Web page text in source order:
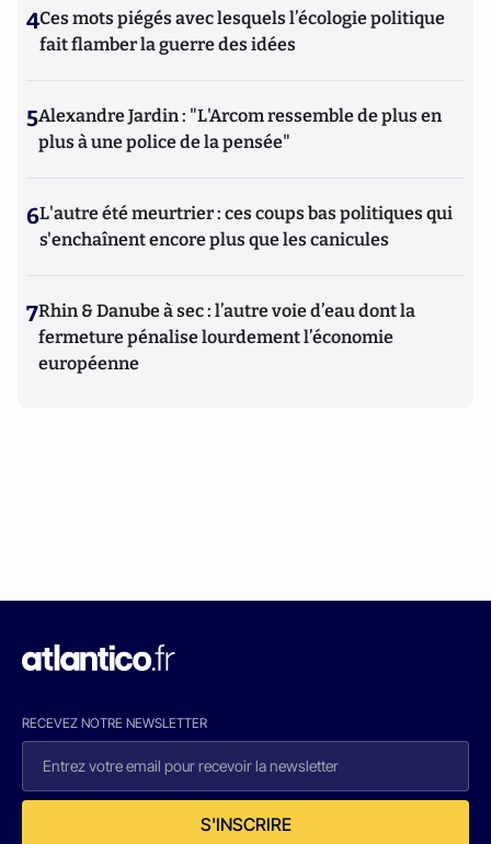
4Ces mots piégés avec lesquels l’écologie politique
fait flamber la guerre des idées
5Alexandre Jardin : "L'Arcom ressemble de plus en
plus à une police de la pensée"
6L'autre été meurtrier : ces coups bas politiques qui
s'enchaînent encore plus que les canicules
7Rhin & Danube à sec : l’autre voie d’eau dont la
fermeture pénalise lourdement l’économie
européenne
RECEVEZ NOTRE NEWSLETTER
S'INSCRIRE